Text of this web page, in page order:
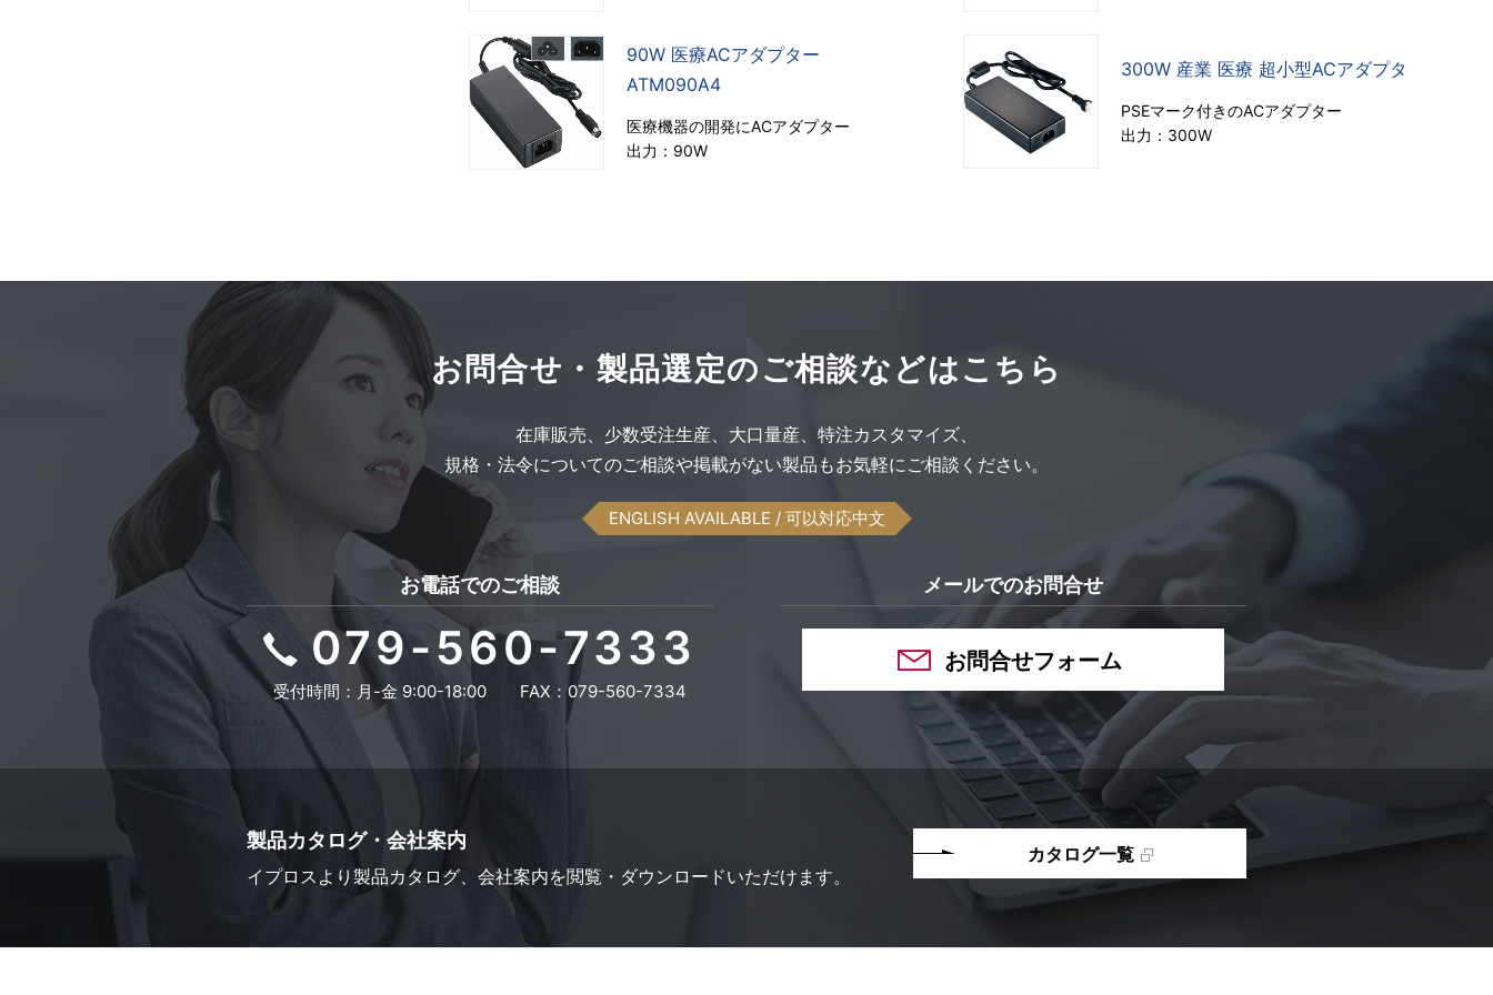
90W 医療ACアダプター
ATM090A4
医療機器の開発にACアダプター
出力：90W
300W 産業 医療 超小型ACアダプタ
PSEマーク付きのACアダプター
出力：300W
お問合せ・製品選定のご相談などはこちら
在庫販売、 少数受注生産、 大口量産、 特注カスタマイズ、
規格・法令についてのご相談や掲載がない製品もお気軽にご相談ください。
ENGLISH AVAILABLE / 可以対応中文
お電話でのご相談
079-560-7333
受付時間：月-金 9:00-18:00 FAX：079-560-7334
メールでのお問合せ
お問合せフォーム
製品カタログ・会社案内
イプロスより 製品カタログ、会社案内を閲覧・ダウンロードいただけます。
カタログ一覧